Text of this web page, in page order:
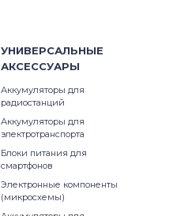
УНИВЕРСАЛЬНЫЕ
АКСЕССУАРЫ
Аккумуляторы для
радиостанций
Аккумуляторы для
электротранспорта
Блоки питания для
смартфонов
Электронные компоненты
(микросхемы)